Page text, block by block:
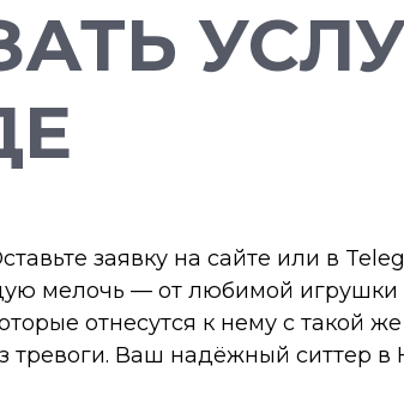
заявку на сайте или в
мелочь — от любимой игрушки
отнесутся к нему с такой
тревоги. Ваш надёжный ситтер